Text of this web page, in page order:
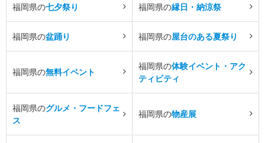
福岡県の七夕祭り 福岡県の縁日・納涼祭
福岡県の盆踊り 福岡県の屋台のある夏祭り
福岡県の無料イベント
福岡県の体験イベント・アク
ティビティ
福岡県のグルメ・フードフェ
ス
福岡県の物産展